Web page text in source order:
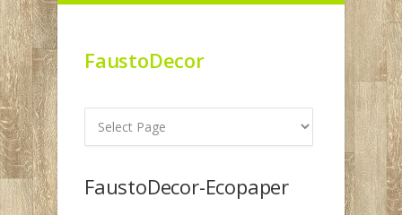
FaustoDecor
FaustoDecor-Ecopaper